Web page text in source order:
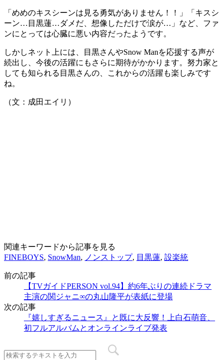
「めめのキスシーンは見る勇気がありません！！」「キスシ
ーン…目黒蓮…ダメだ、想像しただけで涙が…」など、ファ
ンにとっては心臓に悪い内容だったようです。
しかしネット上には、目黒さんやSnow Manを応援する声が
続出し、今後の活躍にもさらに期待がかかります。努力家と
しても知られる目黒さんの、これからの活躍も楽しみです
ね。
（文：成田エイリ）
関連キーワードから記事を見る
FINEBOYS, SnowMan, ノンストップ, 目黒蓮, 設楽統
前の記事
【TVガイドPERSON vol.94】約6年ぶりの連続ドラマ
主演の関ジャニ∞の丸山隆平が表紙に登場
次の記事
『嬉しすぎるニュース』と既に大反響！上白石萌音、
初フルアルバムとオンラインライブ発表